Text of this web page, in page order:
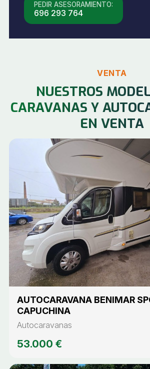
PEDIR ASESORAMIENTO:
696 293 764
VENTA
NUESTROS
CARAVANAS Y
EN VENTA
AUTOCARAVANA BENIMAR
CAPUCHINA
Autocaravanas
53.000 €